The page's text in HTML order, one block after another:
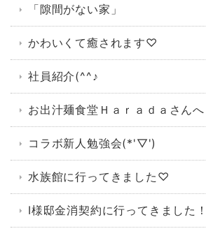
「隙間がない家」
かわいくて癒されます♡
社員紹介(^^♪
お出汁麺食堂Ｈａｒａｄａさん
コラボ新人勉強会(*'▽')
水族館に行ってきました♡
I様邸金消契約に行ってきました！